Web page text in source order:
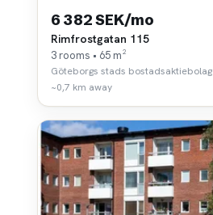
6 382 SEK/mo
Rimfrostgatan 115
3 rooms • 65 m²
Göteborgs stads bostadsaktiebolag
~0,7 km away